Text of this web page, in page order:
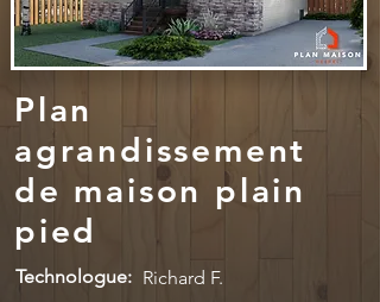
Plan
agrandissement
de maison plain
pied
Technologue: Richard F.